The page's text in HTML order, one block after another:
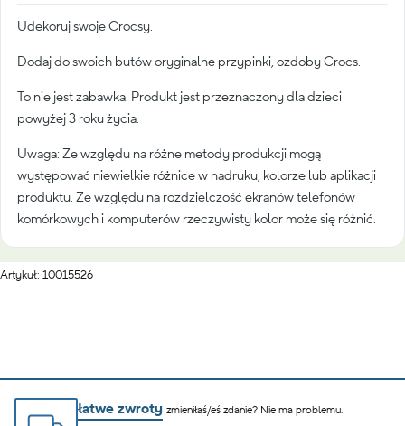
Udekoruj swoje Crocsy.
Dodaj do swoich butów oryginalne przypinki, ozdoby Crocs.
To nie jest zabawka. Produkt jest przeznaczony dla dzieci
powyżej 3 roku życia.
Uwaga: Ze względu na różne metody produkcji mogą
występować niewielkie różnice w nadruku, kolorze lub aplikacji
produktu. Ze względu na rozdzielczość ekranów telefonów
komórkowych i komputerów rzeczywisty kolor może się różnić.
Artykuł: 10015526
łatwe zwroty zmieniłaś/eś zdanie? Nie ma problemu.